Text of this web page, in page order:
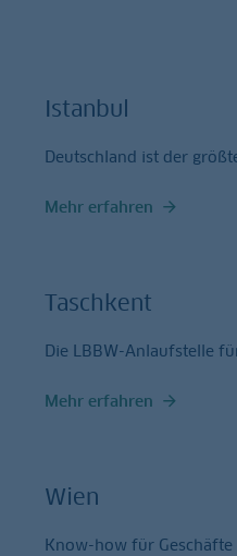
Istanbul
Deutschland ist der
Mehr erfahren
Taschkent
Die LBBW-Anlaufstelle
Mehr erfahren
Wien
Know-how für Geschäfte